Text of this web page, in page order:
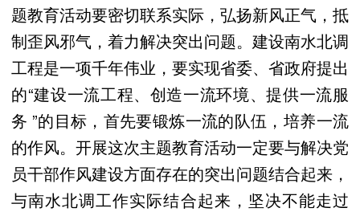
题教育活动要密切联系实际，弘扬新风正气，抵
制歪风邪气，着力解决突出问题。建设南水北调
工程是一项千年伟业，要实现省委、省政府提出
的“建设一流工程、创造一流环境、提供一流服
务 ”的目标，首先要锻炼一流的队伍，培养一流
的作风。开展这次主题教育活动一定要与解决党
员干部作风建设方面存在的突出问题结合起来，
与南水北调工作实际结合起来，坚决不能走过